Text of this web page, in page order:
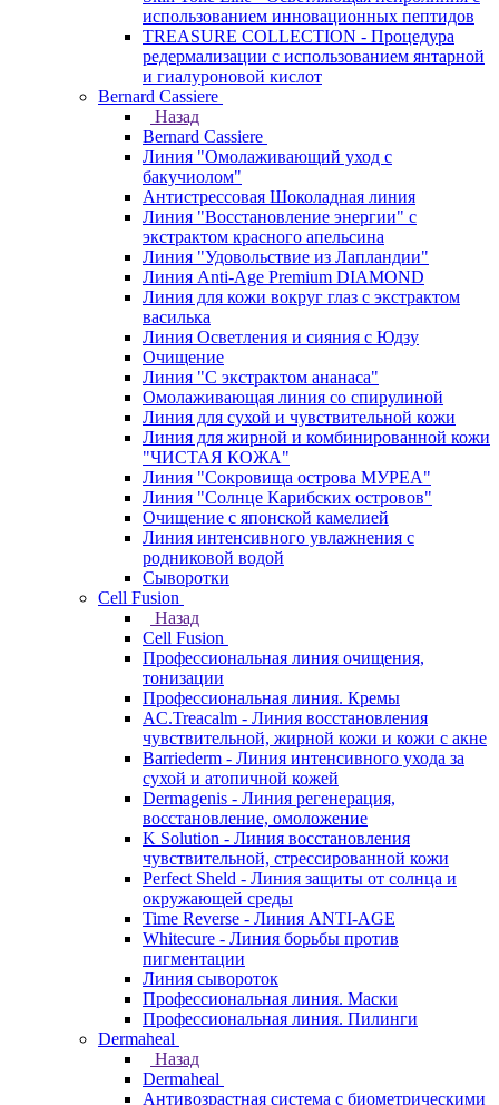
использованием инновационных пептидов
TREASURE COLLECTION - Процедура
редермализации с использованием янтарной
и гиалуроновой кислот
Bernard Cassiere
Назад
Bernard Cassiere
Линия "Омолаживающий уход с
бакучиолом"
Антистрессовая Шоколадная линия
Линия "Восстановление энергии" с
экстрактом красного апельсина
Линия "Удовольствие из Лапландии"
Линия Anti-Age Premium DIAMOND
Линия для кожи вокруг глаз с экстрактом
василька
Линия Осветления и сияния с Юдзу
Очищение
Линия "С экстрактом ананаса"
Омолаживающая линия со спирулиной
Линия для сухой и чувствительной кожи
Линия для жирной и комбинированной кожи
"ЧИСТАЯ КОЖА"
Линия "Сокровища острова МУРЕА"
Линия "Солнце Карибских островов"
Очищение с японской камелией
Линия интенсивного увлажнения с
родниковой водой
Сыворотки
Cell Fusion
Назад
Cell Fusion
Профессиональная линия очищения,
тонизации
Профессиональная линия. Кремы
AC.Treacalm - Линия восстановления
чувствительной, жирной кожи и кожи с акне
Barriederm - Линия интенсивного ухода за
сухой и атопичной кожей
Dermagenis - Линия регенерация,
восстановление, омоложение
K Solution - Линия восстановления
чувствительной, стрессированной кожи
Perfect Sheld - Линия защиты от солнца и
окружающей среды
Time Reverse - Линия ANTI-AGE
Whitecure - Линия борьбы против
пигментации
Линия сывороток
Профессиональная линия. Маски
Профессиональная линия. Пилинги
Dermaheal
Назад
Dermaheal
Антивозрастная система с биометрическими